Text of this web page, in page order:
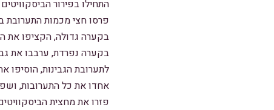
התחילו בפירור
פרסו חצי מכמות התערובת בבסיס תבנית
בקערה גדולה, הקציפו את
בקערה נפרדת, ערבבו את
לתערובת הגבינות, הוסיפו
אחדו את כל התערובות,
פזרו את מחצית